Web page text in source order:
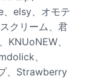
elsy、オモテ
クリーム、君
KNUoNEW、
、
、Strawberry